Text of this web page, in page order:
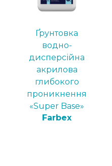
Ґрунтовка
водно-
дисперсійна
акрилова
глибокого
проникнення
«Super Base»
Farbex